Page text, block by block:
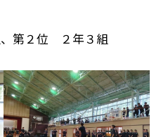
第２位 ２年３組